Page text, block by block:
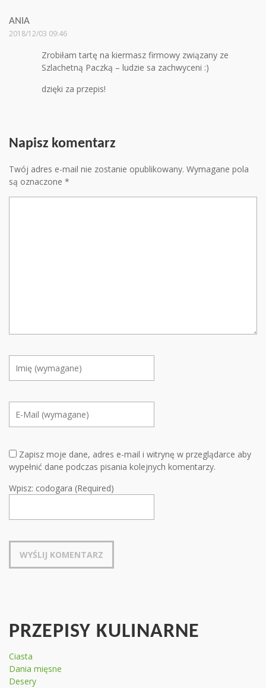
ANIA
2018/12/03 09:46
Zrobiłam tartę na kiermasz firmowy związany ze
Szlachetną Paczką – ludzie sa zachwyceni :)
dzięki za przepis!
Napisz komentarz
Twój adres e-mail nie zostanie opublikowany. Wymagane pola
są oznaczone *
Zapisz moje dane, adres e-mail i witrynę w przeglądarce aby
wypełnić dane podczas pisania kolejnych komentarzy.
Wpisz: codogara (Required)
PRZEPISY KULINARNE
Ciasta
Dania mięsne
Desery